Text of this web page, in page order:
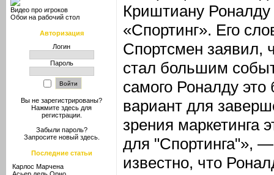
Видео про игроков
Обои на рабочий стол
Авторизация
Логин
Пароль
Вы не зарегистрированы?
Нажмите здесь для
регистрации.
Забыли пароль?
Запросите новый здесь.
Последние статьи
Карлос Марчена
Криштиану Роналду
«Спортинг». Его
Спортсмен заявил,
стал большим
самого Роналду
вариант для
зрения маркетинга
для "Спортинга"»,
известно, что